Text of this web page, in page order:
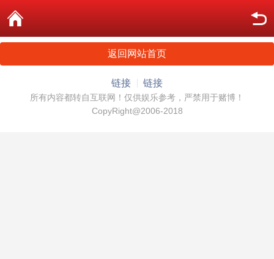
返回网站首页
链接 链接
所有内容都转自互联网！仅供娱乐参考，严禁用于赌博！
CopyRight@2006-2018